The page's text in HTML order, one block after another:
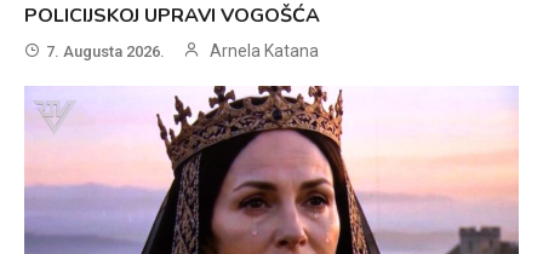
POLICIJSKOJ UPRAVI VOGOŠĆA
7. Augusta 2026. Arnela Katana